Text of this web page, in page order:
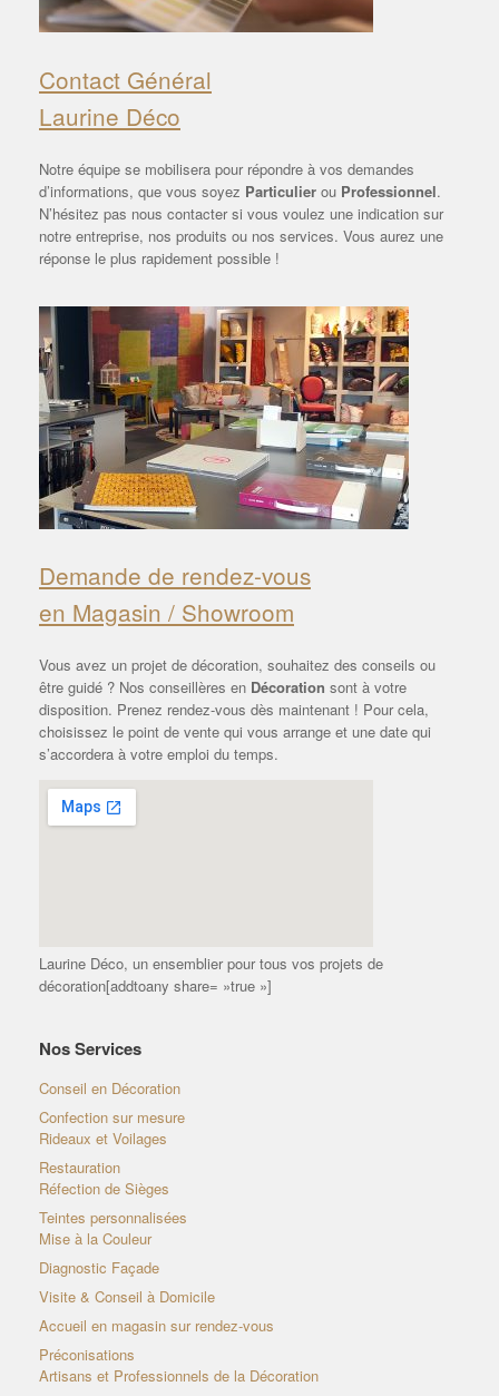
Contact Général
Laurine Déco
Notre équipe se mobilisera pour répondre à vos demandes
d’informations, que vous soyez Particulier ou Professionnel.
N’hésitez pas nous contacter si vous voulez une indication sur
notre entreprise, nos produits ou nos services. Vous aurez une
réponse le plus rapidement possible !
Demande de rendez-vous
en Magasin / Showroom
Vous avez un projet de décoration, souhaitez des conseils ou
être guidé ? Nos conseillères en Décoration sont à votre
disposition. Prenez rendez-vous dès maintenant ! Pour cela,
choisissez le point de vente qui vous arrange et une date qui
s’accordera à votre emploi du temps.
Laurine Déco, un ensemblier pour tous vos projets de
décoration[addtoany share= »true »]
Nos Services
Conseil en Décoration
Confection sur mesure
Rideaux et Voilages
Restauration
Réfection de Sièges
Teintes personnalisées
Mise à la Couleur
Diagnostic Façade
Visite & Conseil à Domicile
Accueil en magasin sur rendez-vous
Préconisations
Artisans et Professionnels de la Décoration